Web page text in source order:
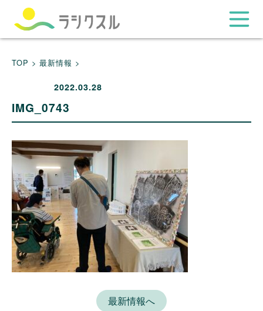
TOP > 最新情報 >
2022.03.28
IMG_0743
最新情報へ